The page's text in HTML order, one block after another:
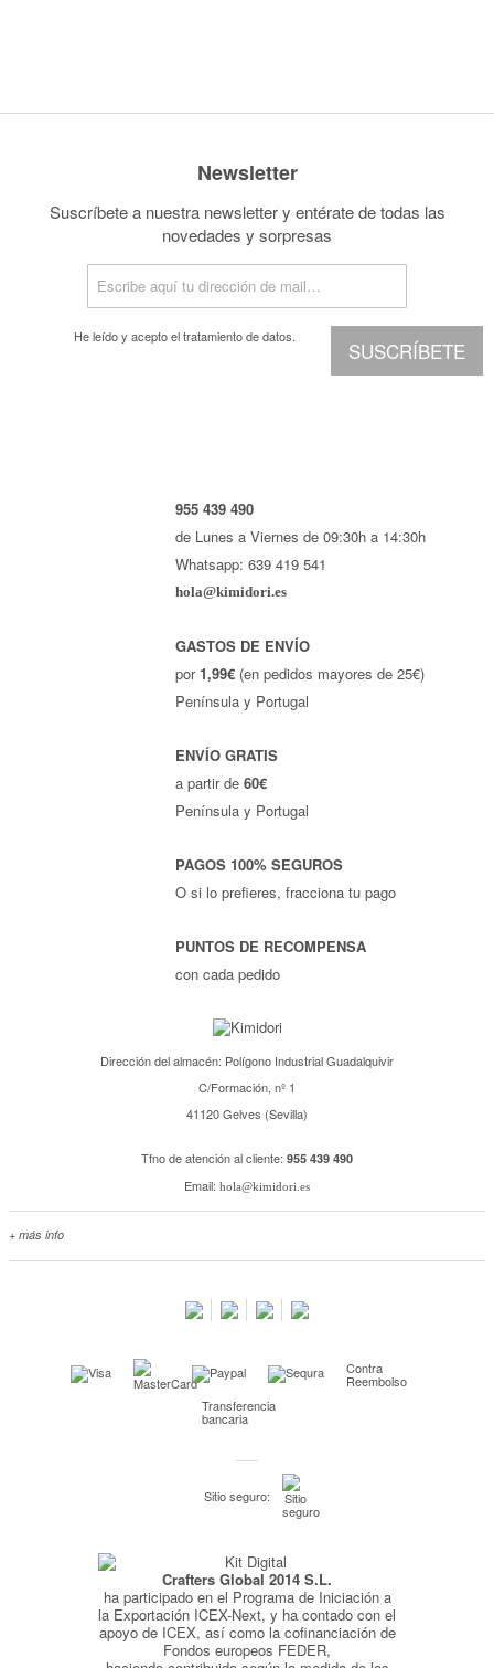
Newsletter
Suscríbete a nuestra newsletter y entérate de todas las
novedades y sorpresas
SUSCRÍBETE
He leído y acepto eltratamiento de datos.
955 439 490
de Lunes a Viernes de 09:30h a 14:30h
Whatsapp: 639 419 541
hola@kimidori.es
GASTOS DE ENVÍO
por 1,99€ (en pedidos mayores de 25€)
Península y Portugal
ENVÍO GRATIS
a partir de60€
Península y Portugal
PAGOS 100% SEGUROS
O si lo prefieres, fracciona tu pago
PUNTOS DE RECOMPENSA
con cada pedido
Dirección del almacén: Polígono Industrial Guadalquivir
C/Formación, nº 1
41120 Gelves (Sevilla)
Tfno de atención al cliente: 955 439 490
Email: hola@kimidori.es
+ más info
Kimidori PRINT, nuestro servicio de impresión de fotos
Pago seguro y financiación
Condiciones generales de Compra
Contra
Reembolso
Transferencia
bancaria
Sitio seguro:
Crafters Global 2014 S.L.
ha participado en el Programa de Iniciación a
la Exportación ICEX-Next, y ha contado con el
apoyo de ICEX, así como la cofinanciación de
Fondos europeos FEDER,